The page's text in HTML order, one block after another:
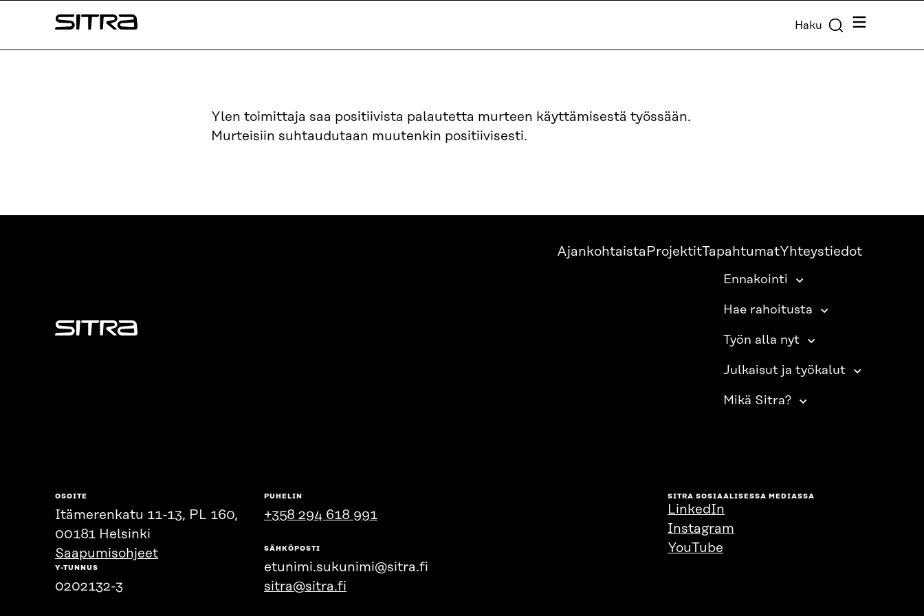
sisältöön
Sitra Haku Valikko
Ylen toimittaja saa positiivista palautetta murteen käyttämisestä työssään.
Murteisiin suhtaudutaan muutenkin positiivisesti.
Sitra
Ajankohtaista ProjektitTapahtumatYhteystiedot
Ennakointi
Hae rahoitusta
Työn alla nyt
Julkaisut ja työkalut
Mikä Sitra?
OSOITE
Itämerenkatu 11-13, PL 160,
00181 Helsinki
Saapumisohjeet
Y-TUNNUS
0202132-3
PUHELIN
+358 294 618 991
SÄHKÖPOSTI
etunimi.sukunimi@sitra.fi
sitra@sitra.fi
SITRA SOSIAALISESSA MEDIASSA
LinkedIn
Instagram
YouTube